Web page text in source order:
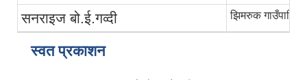
सनराइज बो.ई.गव्दी झिमरुक
स्वत प्रकाशन